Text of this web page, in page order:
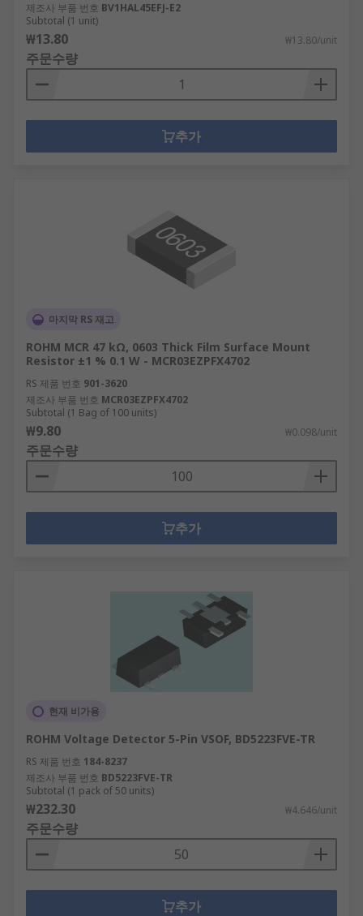
제조사 부품 번호 BV1HAL45EFJ-E2
Subtotal (1 unit)
₩13.80 ₩13.80/unit
주문수량
추가
마지막 RS 재고
ROHM MCR 47 kΩ, 0603 Thick Film Surface Mount
Resistor ±1 % 0.1 W - MCR03EZPFX4702
RS 제품 번호 901-3620
제조사 부품 번호 MCR03EZPFX4702
Subtotal (1 Bag of 100 units)
₩9.80 ₩0.098/unit
주문수량
추가
현재 비가용
ROHM Voltage Detector 5-Pin VSOF, BD5223FVE-TR
RS 제품 번호 184-8237
제조사 부품 번호 BD5223FVE-TR
Subtotal (1 pack of 50 units)
₩232.30 ₩4.646/unit
주문수량
추가